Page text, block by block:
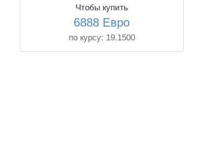
Чтобы купить
6888 Евро
по курсу: 19.1500